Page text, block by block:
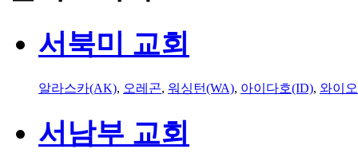
서북미 교회
알라스카(AK), 오레곤, 워싱턴(WA), 아이다호(ID), 와이
서남부 교회